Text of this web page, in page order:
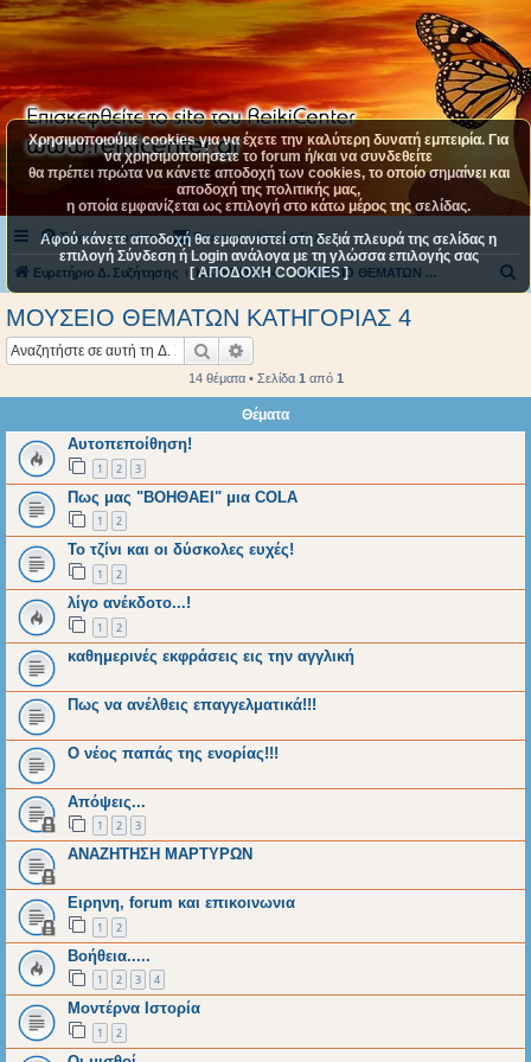
Συχνές ερωτήσεις Επικοινωνήστε μαζί μας
Ευρετήριο Δ. Συζήτησης ΚΑΤΗΓΟΡΙΑ 4 ΜΟΥΣΕΙΟ ΘΕΜΑΤΩΝ ΚΑΤΗΓΟΡΙΑΣ 4
ΜΟΥΣΕΙΟ ΘΕΜΑΤΩΝ ΚΑΤΗΓΟΡΙΑΣ 4
Αναζήτηση
14 θέματα • Σελίδα 1 από 1
Θέματα
Αυτοπεποίθηση!
1 2 3
Πως μας "ΒΟΗΘΑΕΙ" μια COLA
1 2
Το τζίνι και οι δύσκολες ευχές!
1 2
λίγο ανέκδοτο...!
1 2
καθημερινές εκφράσεις εις την αγγλική
Πως να ανέλθεις επαγγελματικά!!!
Ο νέος παπάς της ενορίας!!!
Απόψεις...
1 2 3
ΑΝΑΖΗΤΗΣΗ ΜΑΡΤΥΡΩΝ
Ειρηνη, forum και επικοινωνια
1 2
Βοήθεια.....
1 2 3 4
Μοντέρνα Ιστορία
1 2
Χρησιμοποιούμε cookies για να έχετε την καλύτερη δυνατή εμπειρία. Για
να χρησιμοποιήσετε το forum ή/και να συνδεθείτε
θα πρέπει πρώτα να κάνετε αποδοχή των cookies, το οποίο σημαίνει και
αποδοχή της πολιτικής μας,
η οποία εμφανίζεται ως επιλογή στο κάτω μέρος της σελίδας.
Αφού κάνετε αποδοχή θα εμφανιστεί στη δεξιά πλευρά της σελίδας η
επιλογή Σύνδεση ή Login ανάλογα με τη γλώσσα επιλογής σας
[ ΑΠΟΔΟΧΗ COOKIES ]